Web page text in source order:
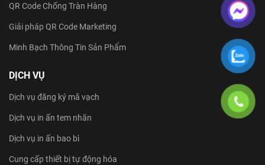
QR Code Chống Tràn Hàng
Giải pháp QR Code Marketing
Minh Bạch Thông Tin Sản Phẩm
DỊCH VỤ
Dịch vụ đăng ký mã vạch
Dịch vụ in ấn tem nhãn
Dịch vụ in ấn bao bì
Cung cấp thiết bị tự động hóa